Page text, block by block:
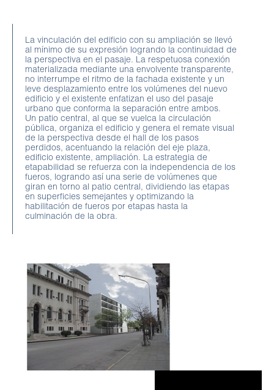
La vinculación del edificio con su ampliación se llevó
al mínimo de su expresión logrando la continuidad de
la perspectiva en el pasaje. La respetuosa conexión
materializada mediante una envolvente transparente,
no interrumpe el ritmo de la fachada existente y un
leve desplazamiento entre los volúmenes del nuevo
edificio y el existente enfatizan el uso del pasaje
urbano que conforma la separación entre ambos.
Un patio central, al que se vuelca la circulación
pública, organiza el edificio y genera el remate visual
de la perspectiva desde el hall de los pasos
perdidos, acentuando la relación del eje plaza,
edificio existente, ampliación. La estrategia de
etapabilidad se refuerza con la independencia de los
fueros, logrando así una serie de volúmenes que
giran en torno al patio central, dividiendo las etapas
en superficies semejantes y optimizando la
habilitación de fueros por etapas hasta la
culminación de la obra.